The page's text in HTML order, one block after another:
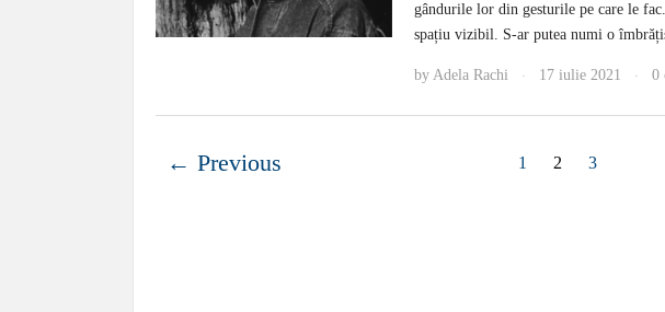
gândurile lor din gesturile pe care le
spațiu vizibil. S-ar putea numi o
by Adela Rachi · 17 iulie 2021 · 0
← Previous 1 2 3